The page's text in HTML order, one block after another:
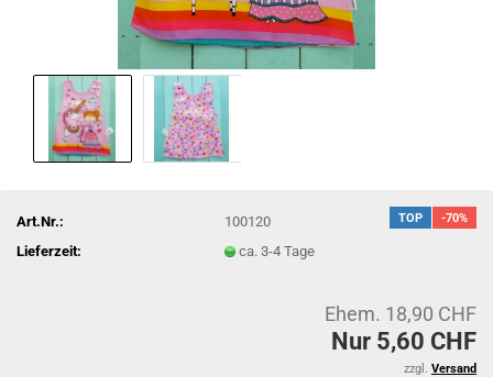
TOP -70%
Art.Nr.:
100120
Lieferzeit:
ca. 3-4 Tage
Ehem. 18,90 CHF
Nur 5,60 CHF
zzgl. Versand